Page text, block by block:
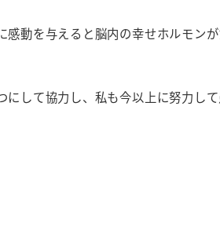
動を与えると脳内の幸せホルモン
して協力し、私も今以上に努力し